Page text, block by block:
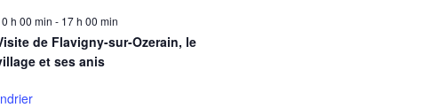
h 00 min - 17 h 00 min
de Flavigny-sur-Ozerain, le
et ses anis